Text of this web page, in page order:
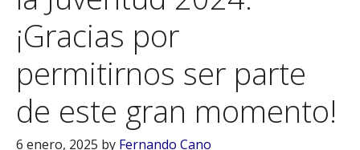
¡Gracias por
permitirnos ser parte
de este gran momento!
6 enero, 2025 by Fernando Cano